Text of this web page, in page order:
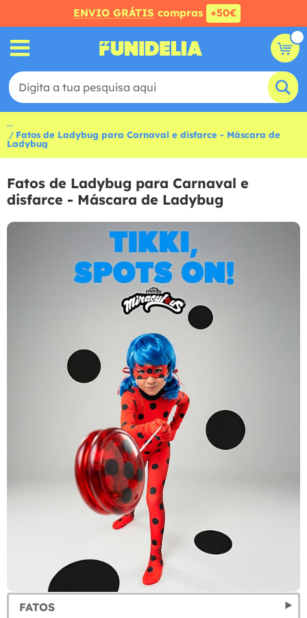
ENVIO GRÁTIS compras +50€
...
Fatos de Ladybug para Carnaval e disfarce - Máscara de
Ladybug
Fatos de Ladybug para Carnaval e
disfarce - Máscara de Ladybug
FATOS